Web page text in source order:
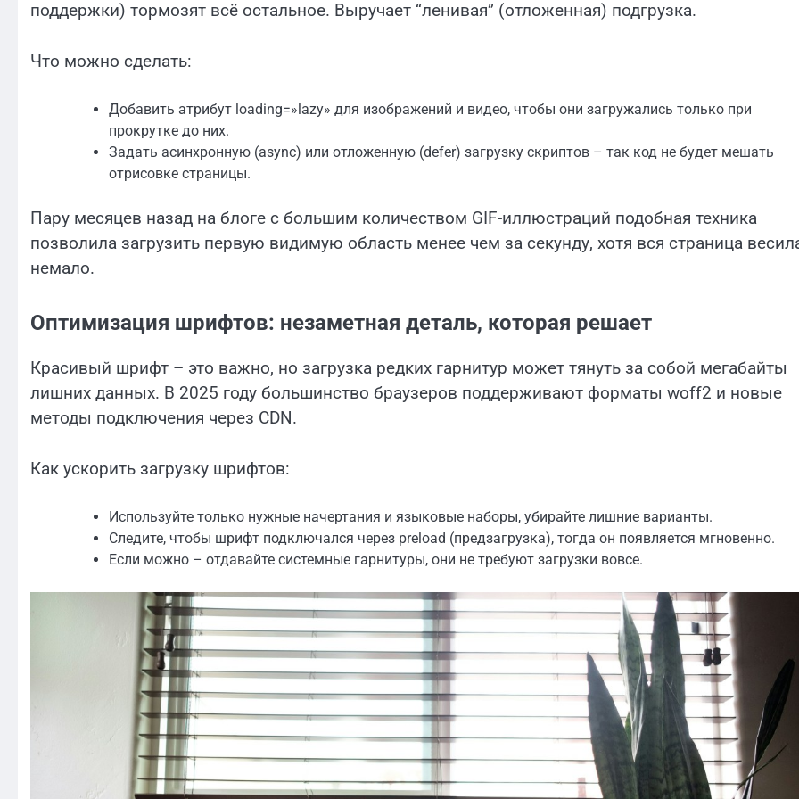
поддержки) тормозят всё остальное. Выручает “ленивая” (отложенная) подгрузка.
Что можно сделать:
Добавить атрибут loading=»lazy» для изображений и видео, чтобы они загружались только при
прокрутке до них.
Задать асинхронную (async) или отложенную (defer) загрузку скриптов – так код не будет мешать
отрисовке страницы.
Пару месяцев назад на блоге с большим количеством GIF-иллюстраций подобная техника
позволила загрузить первую видимую область менее чем за секунду, хотя вся страница
немало.
Оптимизация шрифтов: незаметная деталь, которая решает
Красивый шрифт – это важно, но загрузка редких гарнитур может тянуть за собой мегабайты
лишних данных. В 2025 году большинство браузеров поддерживают форматы woff2 и новые
методы подключения через CDN.
Как ускорить загрузку шрифтов:
Используйте только нужные начертания и языковые наборы, убирайте лишние варианты.
Следите, чтобы шрифт подключался через preload (предзагрузка), тогда он появляется мгновенно.
Если можно – отдавайте системные гарнитуры, они не требуют загрузки вовсе.